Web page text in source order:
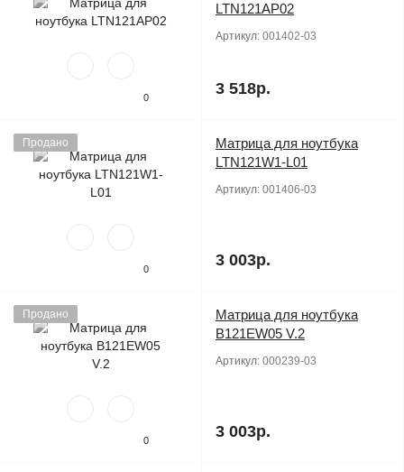
0
LTN121AP02
Артикул: 001402-03
3 518р.
Продано
0
Матрица для ноутбука
LTN121W1-L01
Артикул: 001406-03
3 003р.
Продано
0
Матрица для ноутбука
B121EW05 V.2
Артикул: 000239-03
3 003р.